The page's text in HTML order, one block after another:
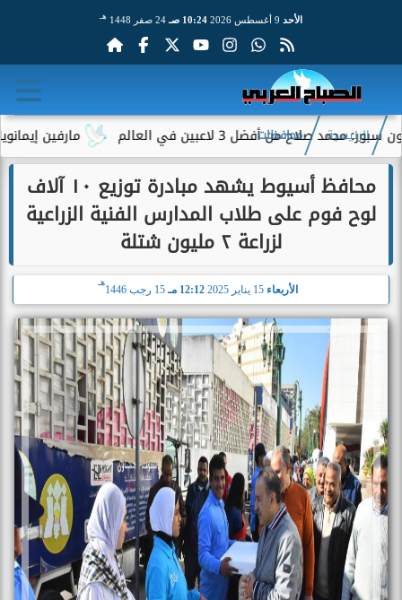
الأحد 10:24 صـ 24 صفر 1448 هـ
مارفين إيمانويل.. من أفضل 3 لاعبين في العالم
الرئيسية محافظات
محافظ أسيوط يشهد مبادرة توزيع ١٠ آلاف
لوح فوم على طلاب المدارس الفنية الزراعية
لزراعة ٢ مليون شتلة
الأربعاء 15 يناير 2025 12:12 مـ 15 رجب 1446
هـ